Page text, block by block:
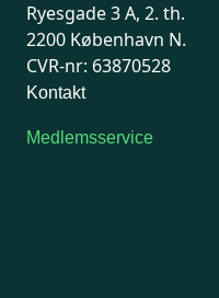
Ryesgade 3 A, 2. th.
2200 København N.
CVR-nr: 63870528
Kontakt
Medlemsservice